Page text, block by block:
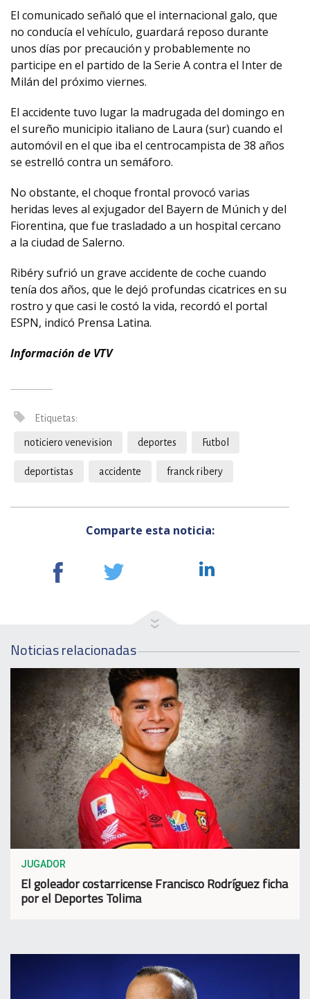
El comunicado señaló que el internacional galo, que
no conducía el vehículo, guardará reposo durante
unos días por precaución y probablemente no
participe en el partido de la Serie A contra el Inter de
Milán del próximo viernes.
El accidente tuvo lugar la madrugada del domingo en
el sureño municipio italiano de Laura (sur) cuando el
automóvil en el que iba el centrocampista de 38 años
se estrelló contra un semáforo.
No obstante, el choque frontal provocó varias
heridas leves al exjugador del Bayern de Múnich y del
Fiorentina, que fue trasladado a un hospital cercano
a la ciudad de Salerno.
Ribéry sufrió un grave accidente de coche cuando
tenía dos años, que le dejó profundas cicatrices en su
rostro y que casi le costó la vida, recordó el portal
ESPN, indicó Prensa Latina.
Información de VTV
Etiquetas:
noticiero venevision deportes Futbol
deportistas accidente franck ribery
Comparte esta noticia:
Noticias relacionadas
JUGADOR
El goleador costarricense Francisco Rodríguez ficha
por el Deportes Tolima